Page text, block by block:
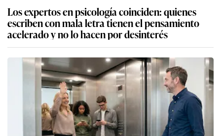
Los expertos en psicología coinciden: quienes
escriben con mala letra tienen el pensamiento
acelerado y no lo hacen por desinterés